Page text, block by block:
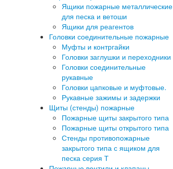
Ящики пожарные металлические
для песка и ветоши
Ящики для реагентов
Головки соединительные пожарные
Муфты и контргайки
Головки заглушки и переходники
Головки соединительные
рукавные
Головки цапковые и муфтовые.
Рукавные зажимы и задержки
Щиты (стенды) пожарные
Пожарные щиты закрытого типа
Пожарные щиты открытого типа
Стенды противопожарные
закрытого типа с ящиком для
песка серия Т